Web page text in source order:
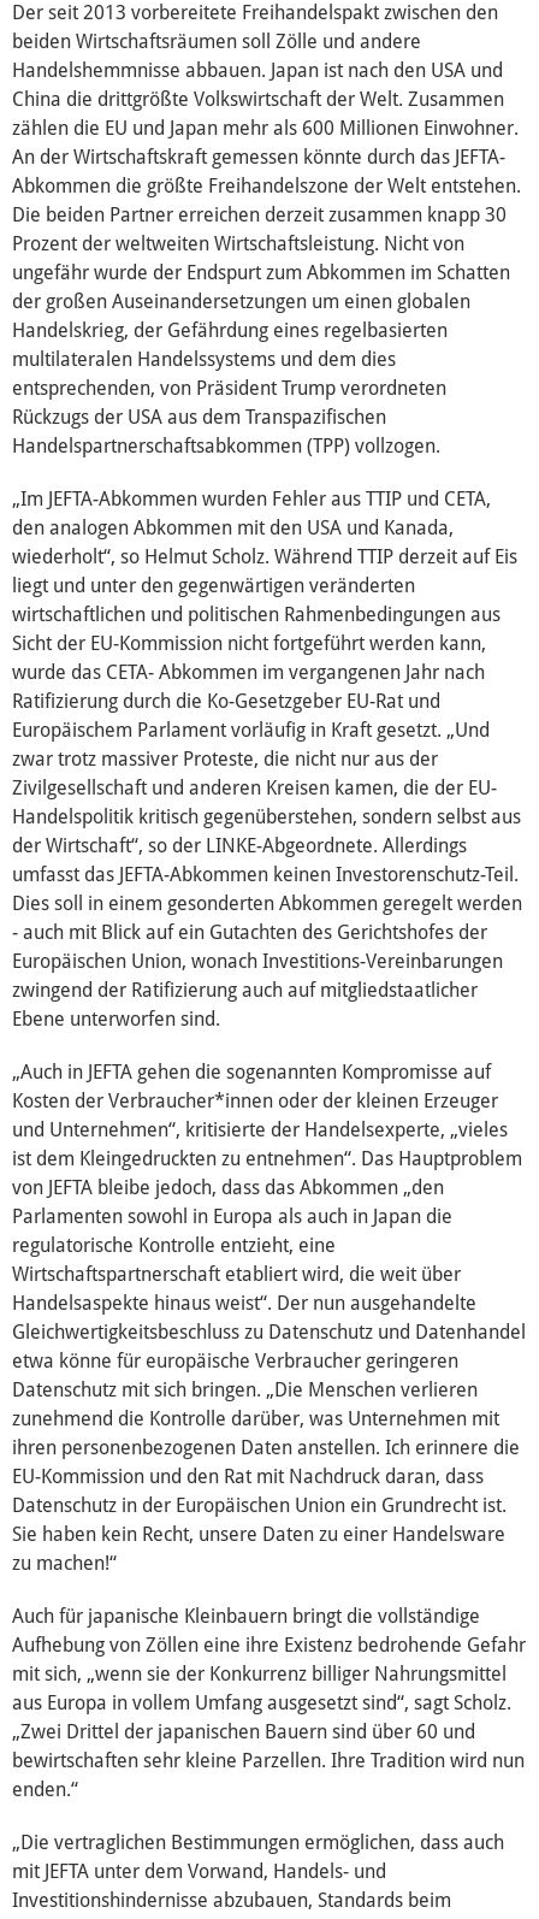
Über mich
Vor Ort
Kontakt
Reden
Termine
Presse
Mediathek
Der seit 2013 vorbereitete Freihandelspakt zwischen den
beiden Wirtschaftsräumen soll Zölle und andere
Handelshemmnisse abbauen. Japan ist nach den USA und
China die drittgrößte Volkswirtschaft der Welt. Zusammen
zählen die EU und Japan mehr als 600 Millionen Einwohner.
An der Wirtschaftskraft gemessen könnte durch das JEFTA-
Abkommen die größte Freihandelszone der Welt entstehen.
Die beiden Partner erreichen derzeit zusammen knapp 30
Prozent der weltweiten Wirtschaftsleistung. Nicht von
ungefähr wurde der Endspurt zum Abkommen im Schatten
der großen Auseinandersetzungen um einen globalen
Handelskrieg, der Gefährdung eines regelbasierten
multilateralen Handelssystems und dem dies
entsprechenden, von Präsident Trump verordneten
Rückzugs der USA aus dem Transpazifischen
Handelspartnerschaftsabkommen (TPP) vollzogen.
„Im JEFTA-Abkommen wurden Fehler aus TTIP und CETA,
den analogen Abkommen mit den USA und Kanada,
wiederholt“, so Helmut Scholz. Während TTIP derzeit auf Eis
liegt und unter den gegenwärtigen veränderten
wirtschaftlichen und politischen Rahmenbedingungen aus
Sicht der EU-Kommission nicht fortgeführt werden kann,
wurde das CETA- Abkommen im vergangenen Jahr nach
Ratifizierung durch die Ko-Gesetzgeber EU-Rat und
Europäischem Parlament vorläufig in Kraft gesetzt. „Und
zwar trotz massiver Proteste, die nicht nur aus der
Zivilgesellschaft und anderen Kreisen kamen, die der EU-
Handelspolitik kritisch gegenüberstehen, sondern selbst aus
der Wirtschaft“, so der LINKE-Abgeordnete. Allerdings
umfasst das JEFTA-Abkommen keinen Investorenschutz-Teil.
Dies soll in einem gesonderten Abkommen geregelt werden
- auch mit Blick auf ein Gutachten des Gerichtshofes der
Europäischen Union, wonach Investitions-Vereinbarungen
zwingend der Ratifizierung auch auf mitgliedstaatlicher
Ebene unterworfen sind.
„Auch in JEFTA gehen die sogenannten Kompromisse auf
Kosten der Verbraucher*innen oder der kleinen Erzeuger
und Unternehmen“, kritisierte der Handelsexperte, „vieles
ist dem Kleingedruckten zu entnehmen“. Das Hauptproblem
von JEFTA bleibe jedoch, dass das Abkommen „den
Parlamenten sowohl in Europa als auch in Japan die
regulatorische Kontrolle entzieht, eine
Wirtschaftspartnerschaft etabliert wird, die weit über
Handelsaspekte hinaus weist“. Der nun ausgehandelte
Gleichwertigkeitsbeschluss zu Datenschutz und Datenhandel
etwa könne für europäische Verbraucher geringeren
Datenschutz mit sich bringen. „Die Menschen verlieren
zunehmend die Kontrolle darüber, was Unternehmen mit
ihren personenbezogenen Daten anstellen. Ich erinnere die
EU-Kommission und den Rat mit Nachdruck daran, dass
Datenschutz in der Europäischen Union ein Grundrecht ist.
Sie haben kein Recht, unsere Daten zu einer Handelsware
zu machen!“
Auch für japanische Kleinbauern bringt die vollständige
Aufhebung von Zöllen eine ihre Existenz bedrohende Gefahr
mit sich, „wenn sie der Konkurrenz billiger Nahrungsmittel
aus Europa in vollem Umfang ausgesetzt sind“, sagt Scholz.
„Zwei Drittel der japanischen Bauern sind über 60 und
bewirtschaften sehr kleine Parzellen. Ihre Tradition wird nun
enden.“
„Die vertraglichen Bestimmungen ermöglichen, dass auch
mit JEFTA unter dem Vorwand, Handels- und
Investitionshindernisse abzubauen, Standards beim